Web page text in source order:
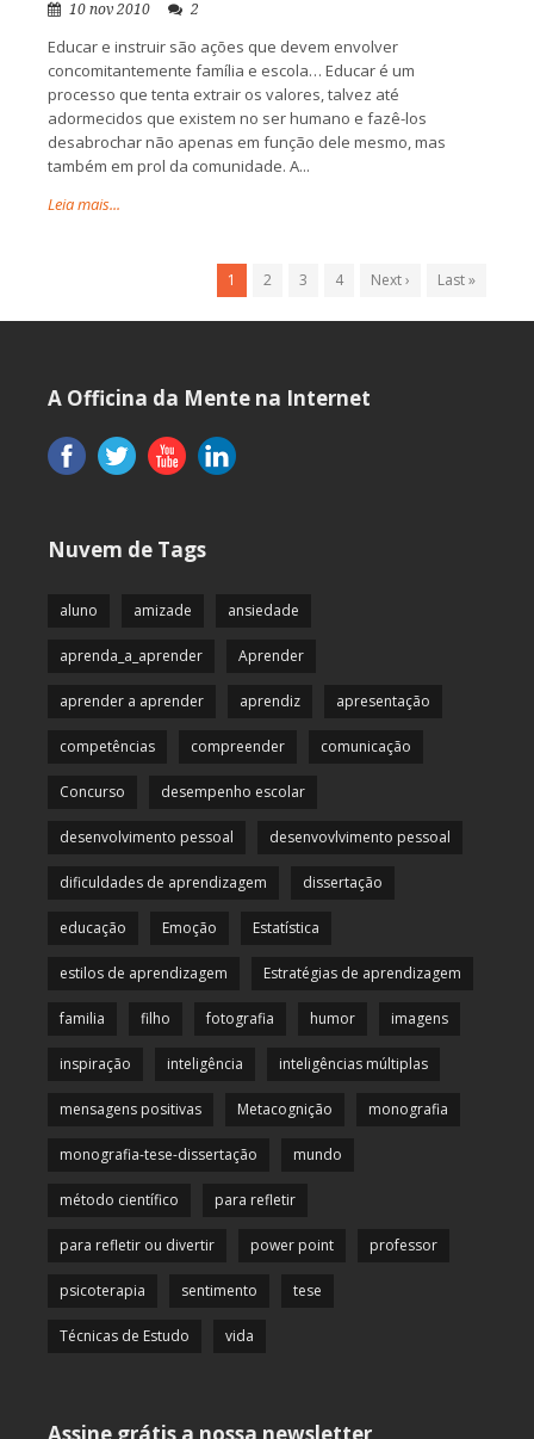
10 nov 2010 2
Educar e instruir são ações que devem envolver
concomitantemente família e escola… Educar é um
processo que tenta extrair os valores, talvez até
adormecidos que existem no ser humano e fazê-los
desabrochar não apenas em função dele mesmo, mas
também em prol da comunidade. A...
Leia mais...
1 2 3 4 Next › Last »
A Officina da Mente na Internet
Nuvem de Tags
aluno amizade ansiedade
aprenda_a_aprender Aprender
aprender a aprender aprendiz apresentação
competências compreender comunicação
Concurso desempenho escolar
desenvolvimento pessoal desenvovlvimento pessoal
dificuldades de aprendizagem dissertação
educação Emoção Estatística
estilos de aprendizagem Estratégias de aprendizagem
familia filho fotografia humor imagens
inspiração inteligência inteligências múltiplas
mensagens positivas Metacognição monografia
monografia-tese-dissertação mundo
método científico para refletir
para refletir ou divertir power point professor
psicoterapia sentimento tese
Técnicas de Estudo vida